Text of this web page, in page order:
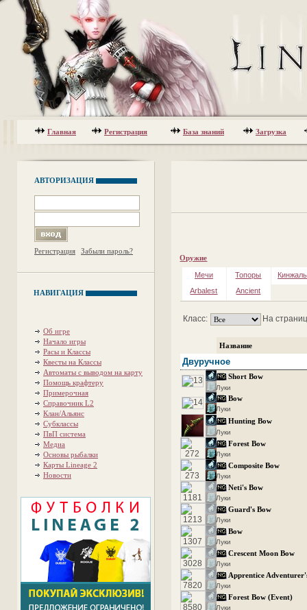
Главная Регистрация База знаний Загрузка
АВТОРИЗАЦИЯ
Регистрация Забыли пароль?
НАВИГАЦИЯ
Об игре
Начало игры
Расы и Классы
Квесты на Классы
Автоматы с выводом на карту
Помощь крафтеру
Примерочная
Справочник L2
Клан/Альянс
Субклассы
ПвП система
Медиа
Основы рыбалки
Карты Lineage 2
Новости
Оружие
Мечи Топоры
Arbalest
Ancient
Класс: На
Название
Двуручное
Short Bow
Луки
Bow
Луки
Hunting Bow
Луки
Forest Bow
Луки
Composite Bow
Луки
Neti's Bow
Луки
Guard's Bow
Луки
Bow
Луки
Crescent Moon Bow
Луки
Apprentice
Луки
Forest Bow (Event)
Луки